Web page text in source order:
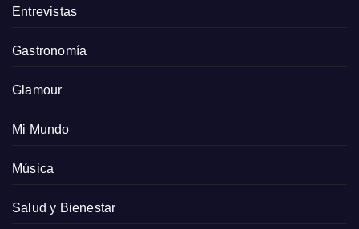
Entrevistas
Gastronomía
Glamour
Mi Mundo
Música
Salud y Bienestar